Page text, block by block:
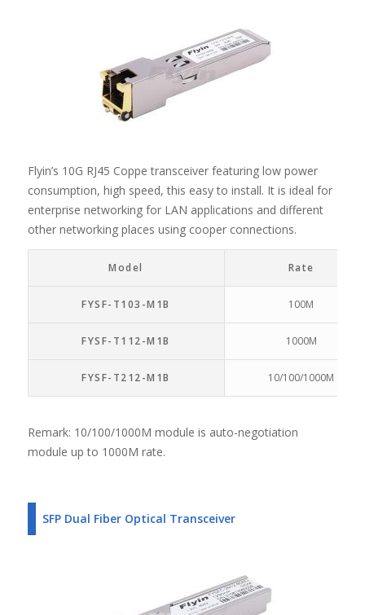
Flyin’s 10G RJ45 Coppe transceiver featuring low power
consumption, high speed, this easy to install. It is ideal for
enterprise networking for LAN applications and different
other networking places using cooper connections.
Model Rate
FYSF-T103-M1B 100M
FYSF-T112-M1B 1000M
FYSF-T212-M1B 10/100/1000M
Remark: 10/100/1000M module is auto-negotiation
module up to 1000M rate.
SFP Dual Fiber Optical Transceiver